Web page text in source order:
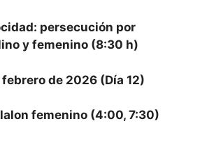
persecución por
y femenino (8:30 h)
de 2026 (Día 12)
femenino (4:00, 7:30)